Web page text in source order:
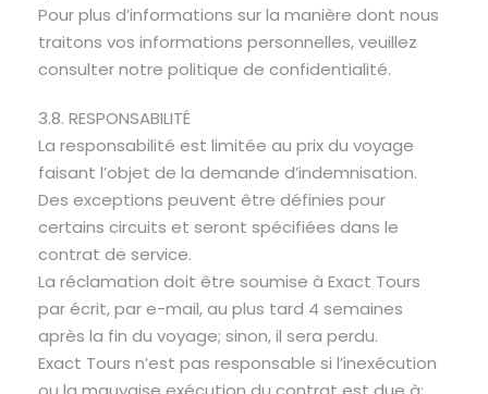
Pour plus d’informations sur la manière dont nous
traitons vos informations personnelles, veuillez
consulter notre politique de confidentialité.
3.8. RESPONSABILITÉ
La responsabilité est limitée au prix du voyage
faisant l’objet de la demande d’indemnisation.
Des exceptions peuvent être définies pour
certains circuits et seront spécifiées dans le
contrat de service.
La réclamation doit être soumise à Exact Tours
par écrit, par e-mail, au plus tard 4 semaines
après la fin du voyage; sinon, il sera perdu.
Exact Tours n’est pas responsable si l’inexécution